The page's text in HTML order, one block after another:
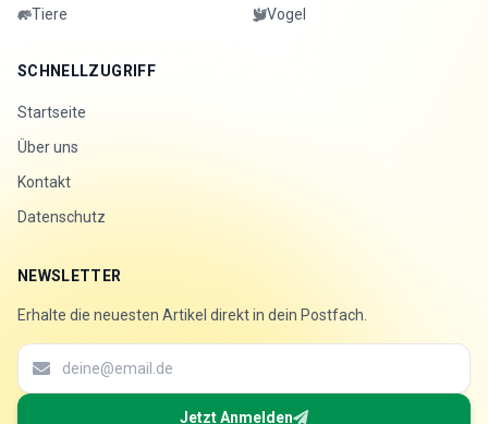
Tiere
Vogel
SCHNELLZUGRIFF
Startseite
Über uns
Kontakt
Datenschutz
NEWSLETTER
Erhalte die neuesten Artikel direkt in dein Postfach.
Jetzt Anmelden